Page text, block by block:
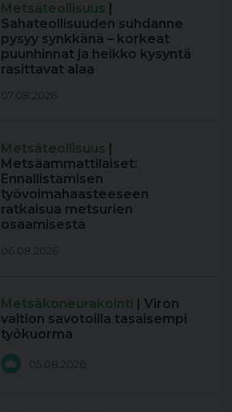
Metsäteollisuus |
Sahateollisuuden suhdanne
pysyy synkkänä – korkeat
puunhinnat ja heikko kysyntä
rasittavat alaa
07.08.2026
Metsäteollisuus |
Metsäammattilaiset:
Ennallistamisen
työvoimahaasteeseen
ratkaisua metsurien
osaamisesta
06.08.2026
Metsäkoneurakointi | Viron
valtion savotoilla tasaisempi
työkuorma
05.08.2026